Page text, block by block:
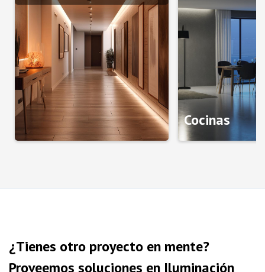
Cocinas
¿Tienes otro proyecto en mente?
Proveemos soluciones en Iluminación